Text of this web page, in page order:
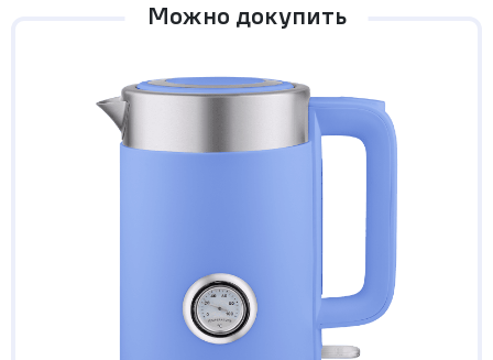
Можно докупить